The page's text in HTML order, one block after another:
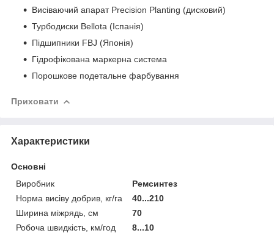
Висіваючий апарат Precision Planting (дисковий)
Турбодиски Bellota (Іспанія)
Підшипники FBJ (Японія)
Гідрофікована маркерна система
Порошкове подетальне фарбування
Приховати
Характеристики
Основні
Виробник
Ремсинтез
Норма висіву добрив, кг/га
40...210
Ширина міжрядь, см
70
Робоча швидкість, км/год
8...10